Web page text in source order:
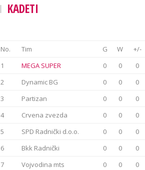
KADETI
No. Tim G W +/-
1
MEGA SUPER 0 0 0
2
Dynamic BG 0 0 0
3
Partizan 0 0 0
4
Crvena zvezda 0 0 0
5
SPD Radnički d.o.o. 0 0 0
6
Bkk Radnički 0 0 0
7
Vojvodina mts 0 0 0